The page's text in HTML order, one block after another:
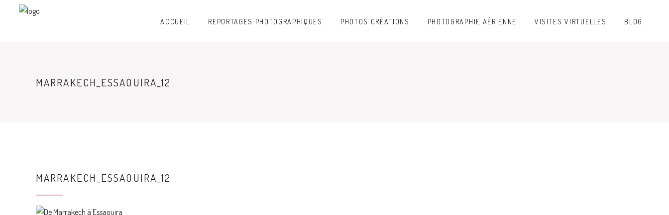
ACCUEIL REPORTAGES PHOTOGRAPHIQUES PHOTOS CRÉATIONS PHOTOGRAPHIE AÉRIENNE VISITES VIRTUELLES BLOG
MARRAKECH_ESSAOUIRA_12
MARRAKECH_ESSAOUIRA_12